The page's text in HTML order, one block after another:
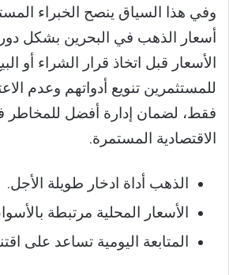
وفي هذا السياق ينصح الخبراء
أسعار الذهب في البحرين بشكل
الأسعار قبل اتخاذ قرار الشراء أو
للمستثمرين تنويع أدواتهم وعدم
فقط، لضمان إدارة أفضل للمخاطر
الاقتصادية المستمرة.
الذهب أداة ادخار طويلة الأجل.
الأسعار المحلية مرتبطة
المتابعة اليومية تساعد على